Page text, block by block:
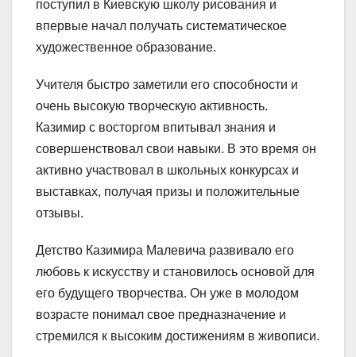
поступил в Киевскую школу рисования и
впервые начал получать систематическое
художественное образование.
Учителя быстро заметили его способности и
очень высокую творческую активность.
Казимир с восторгом впитывал знания и
совершенствовал свои навыки. В это время он
активно участвовал в школьных конкурсах и
выставках, получая призы и положительные
отзывы.
Детство Казимира Малевича развивало его
любовь к искусству и становилось основой для
его будущего творчества. Он уже в молодом
возрасте понимал свое предназначение и
стремился к высоким достижениям в живописи.